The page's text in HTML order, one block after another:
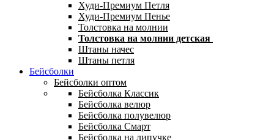
Худи-Премиум Петля
Худи-Премиум Пенье
Толстовка на молнии
Толстовка на молнии детская
Штаны начес
Штаны петля
Бейсболки
Бейсболки оптом
Бейсболка Классик
Бейсболка велюр
Бейсболка полувелюр
Бейсболка Смарт
Бейсболка на липучке